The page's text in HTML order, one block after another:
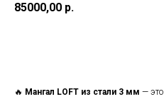
85000,00 р.
🔥 Мангал LOFT из стали 3 мм —